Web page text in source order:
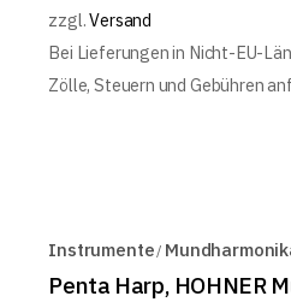
zzgl.Versand
Bei Lieferungen in Nicht-EU-
Zölle, Steuern und Gebühren
Instrumente
Penta Harp, HOHNER